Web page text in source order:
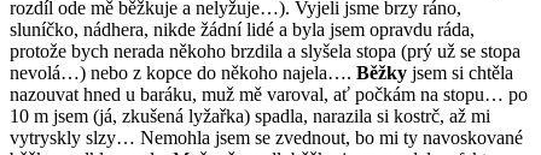
rozdíl ode mě běžkuje a nelyžuje…). Vyjeli jsme brzy ráno,
sluníčko, nádhera, nikde žádní lidé a byla jsem opravdu ráda,
protože bych nerada někoho brzdila a slyšela stopa (prý už se stopa
nevolá…) nebo z kopce do někoho najela…. Běžky jsem si chtěla
nazouvat hned u baráku, muž mě varoval, ať počkám na stopu… po
10 m jsem (já, zkušená lyžařka) spadla, narazila si kostrč, až mi
vytryskly slzy… Nemohla jsem se zvednout, bo mi ty navoskované